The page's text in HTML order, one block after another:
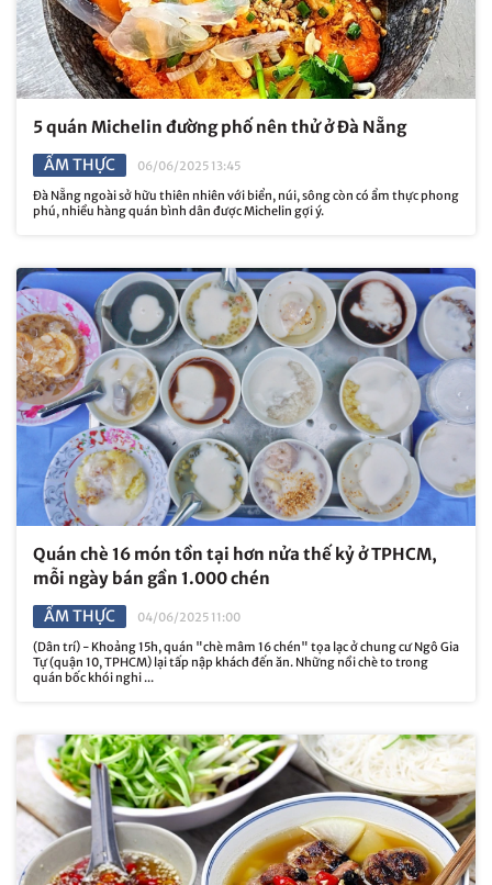
5 quán Michelin đường phố nên thử ở Đà Nẵng
ẨM THỰC
06/06/2025 13:45
Đà Nẵng ngoài sở hữu thiên nhiên với biển, núi, sông còn có ẩm thực phong
phú, nhiều hàng quán bình dân được Michelin gợi ý.
Quán chè 16 món tồn tại hơn nửa thế kỷ ở TPHCM,
mỗi ngày bán gần 1.000 chén
ẨM THỰC
04/06/2025 11:00
(Dân trí) - Khoảng 15h, quán "chè mâm 16 chén" tọa lạc ở chung cư Ngô Gia
Tự (quận 10, TPHCM) lại tấp nập khách đến ăn. Những nồi chè to trong
quán bốc khói nghi ...